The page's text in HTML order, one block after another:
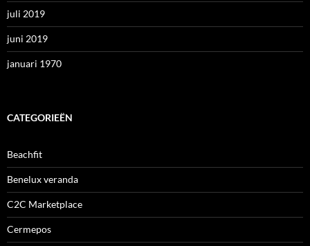
juli 2019
juni 2019
januari 1970
CATEGORIEËN
Beachfit
Benelux veranda
C2C Marketplace
Cermepos